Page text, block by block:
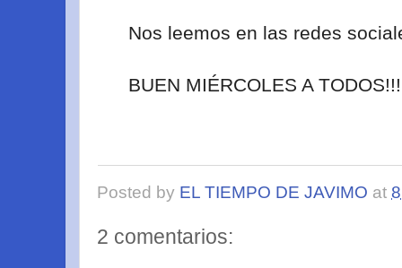
Nos leemos en las redes
BUEN MIÉRCOLES A
Posted by EL TIEMPO DE JAVIMO at
2 comentarios: